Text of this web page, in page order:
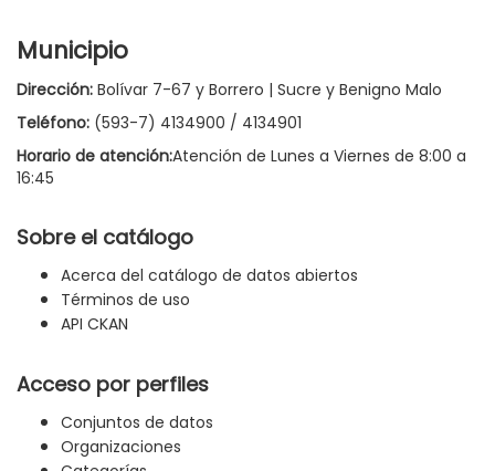
Municipio
Dirección: Bolívar 7-67 y Borrero | Sucre y Benigno Malo
Teléfono: (593-7) 4134900 / 4134901
Horario de atención:Atención de Lunes a Viernes de 8:00 a
16:45
Sobre el catálogo
Acerca del catálogo de datos abiertos
Términos de uso
API CKAN
Acceso por perfiles
Conjuntos de datos
Organizaciones